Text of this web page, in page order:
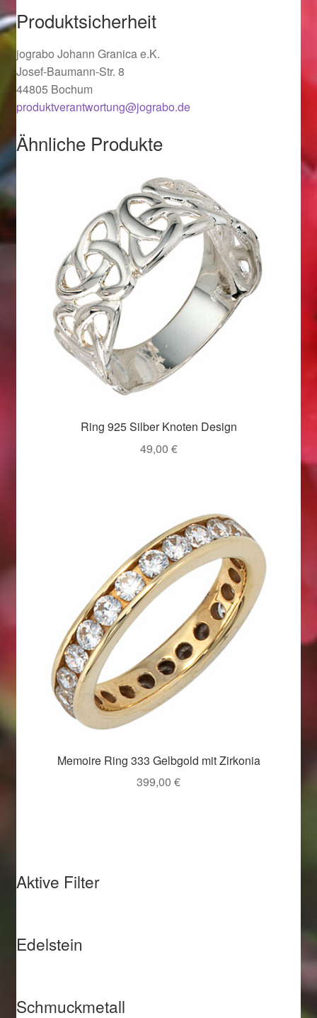
Valentinstag Geschenke
Vertrag widerrufen
Warenkorb
Weihnachtsangebote 2015
Weihnachtsangebote 2016
Weihnachtsangebote 2017
Weihnachtsangebote 2018
Weihnachtsangebote 2019
Weihnachtsangebote 2020
Produktsicherheit
jograbo Johann Granica e.K.
Josef-Baumann-Str. 8
44805 Bochum
produktverantwortung@jograbo.de
Ähnliche Produkte
Ring 925 Silber Knoten Design
49,00 €
Memoire Ring 333 Gelbgold mit Zirkonia
399,00 €
Aktive Filter
Edelstein
Schmuckmetall